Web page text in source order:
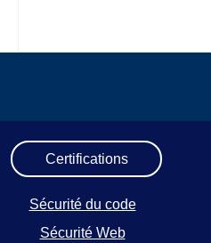
Certifications
Sécurité du code
Sécurité Web